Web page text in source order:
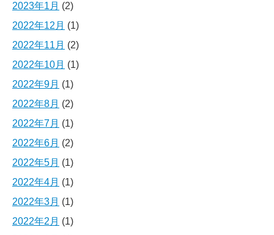
2023年1月 (2)
2022年12月 (1)
2022年11月 (2)
2022年10月 (1)
2022年9月 (1)
2022年8月 (2)
2022年7月 (1)
2022年6月 (2)
2022年5月 (1)
2022年4月 (1)
2022年3月 (1)
2022年2月 (1)